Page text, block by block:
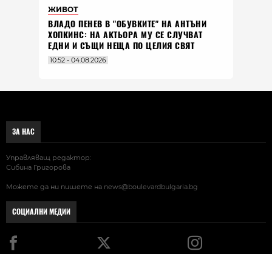
ЖИВОТ
ВЛАДO ПЕНЕВ В "ОБУВКИТЕ" НА АНТЪНИ
ХОПКИНС: НА АКТЬОРА МУ СЕ СЛУЧВАТ
ЕДНИ И СЪЩИ НЕЩА ПО ЦЕЛИЯ СВЯТ
10:52 - 04.08.2026
ЗА НАС
Управляващ редактор:
Сибина Григорова
Можете да ни пишете на news@boulevardbulgaria.bg
СОЦИАЛНИ МЕДИИ